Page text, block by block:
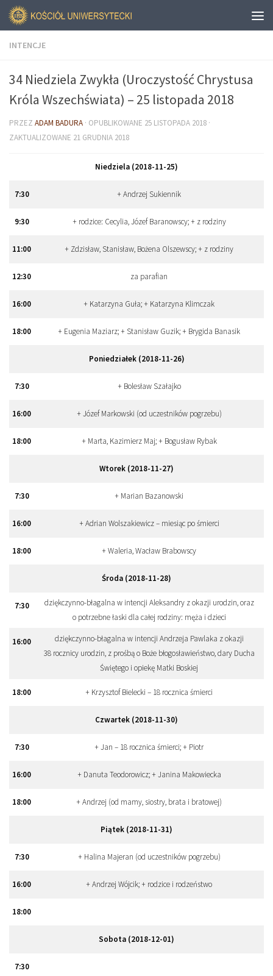
INTENCJE
34 Niedziela Zwykła (Uroczystość Chrystusa
Króla Wszechświata) – 25 listopada 2018
PRZEZ ADAM BADURA · OPUBLIKOWANE 25 LISTOPADA 2018 ·
ZAKTUALIZOWANE 21 GRUDNIA 2018
Niedziela (2018-11-25)
7:30 + Andrzej Sukiennik
9:30 + rodzice: Cecylia, Józef Baranowscy; + z rodziny
11:00 + Zdzisław, Stanisław, Bożena Olszewscy; + z rodziny
12:30 za parafian
16:00 + Katarzyna Guła; + Katarzyna Klimczak
18:00 + Eugenia Maziarz; + Stanisław Guzik; + Brygida Banasik
Poniedziałek (2018-11-26)
7:30 + Bolesław Szałajko
16:00 + Józef Markowski (od uczestników pogrzebu)
18:00 + Marta, Kazimierz Maj; + Bogusław Rybak
Wtorek (2018-11-27)
7:30 + Marian Bazanowski
16:00 + Adrian Wolszakiewicz – miesiąc po śmierci
18:00 + Waleria, Wacław Brabowscy
Środa (2018-11-28)
7:30
dziękczynno-błagalna w intencji Aleksandry z okazji urodzin, oraz
o potrzebne łaski dla całej rodziny: męża i dzieci
16:00
dziękczynno-błagalna w intencji Andrzeja Pawlaka z okazji
38 rocznicy urodzin, z prośbą o Boże błogosławieństwo, dary Ducha
Świętego i opiekę Matki Boskiej
18:00 + Krzysztof Bielecki – 18 rocznica śmierci
Czwartek (2018-11-30)
7:30 + Jan – 18 rocznica śmierci; + Piotr
16:00 + Danuta Teodorowicz; + Janina Makowiecka
18:00 + Andrzej (od mamy, siostry, brata i bratowej)
Piątek (2018-11-31)
7:30 + Halina Majeran (od uczestników pogrzebu)
16:00 + Andrzej Wójcik; + rodzice i rodzeństwo
18:00
Sobota (2018-12-01)
7:30